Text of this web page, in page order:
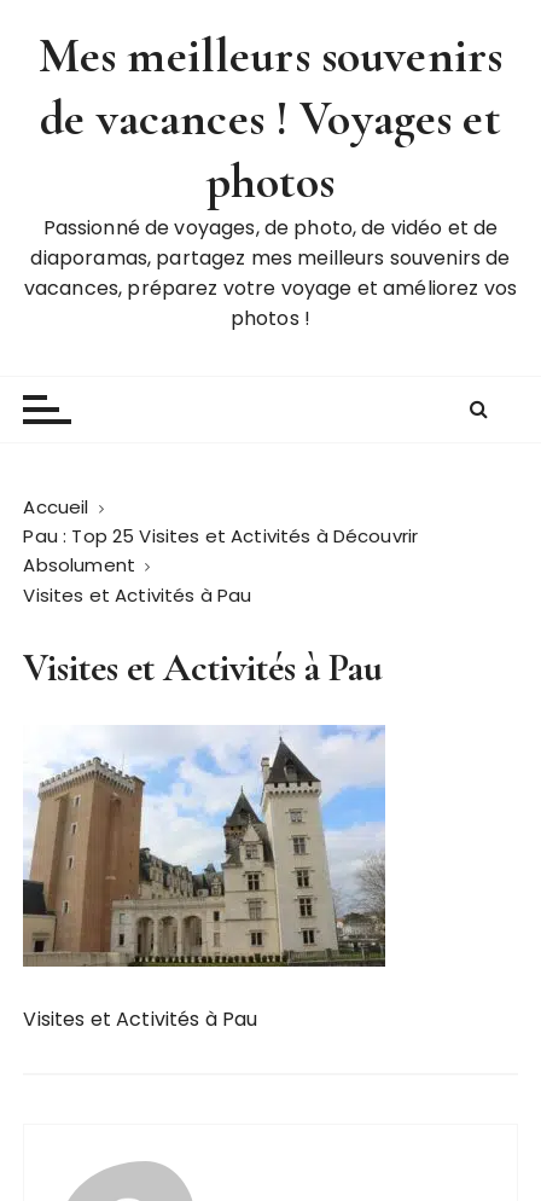
Mes meilleurs souvenirs
de vacances ! Voyages et
photos
Passionné de voyages, de photo, de vidéo et de
diaporamas, partagez mes meilleurs souvenirs de
vacances, préparez votre voyage et améliorez vos
photos !
Accueil
Pau : Top 25 Visites et Activités à Découvrir
Absolument
Visites et Activités à Pau
Visites et Activités à Pau
Visites et Activités à Pau